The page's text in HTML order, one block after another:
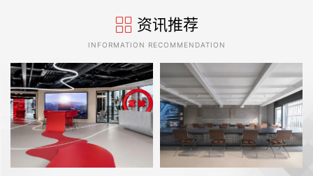
资讯推荐
INFORMATION RECOMMENDATION